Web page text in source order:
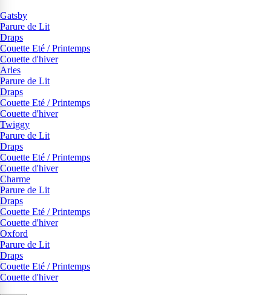
Gatsby
Parure de Lit
Draps
Couette Eté / Printemps
Couette d'hiver
Arles
Parure de Lit
Draps
Couette Eté / Printemps
Couette d'hiver
Twiggy
Parure de Lit
Draps
Couette Eté / Printemps
Couette d'hiver
Charme
Parure de Lit
Draps
Couette Eté / Printemps
Couette d'hiver
Oxford
Parure de Lit
Draps
Couette Eté / Printemps
Couette d'hiver